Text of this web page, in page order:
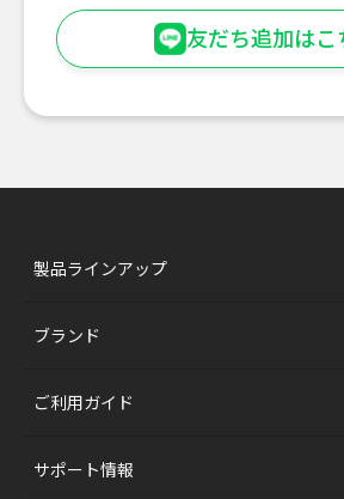
友だち追加はこ
製品ラインアップ
ブランド
ご利用ガイド
サポート情報